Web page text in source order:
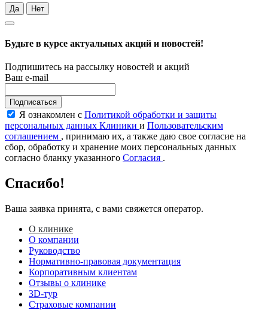
Да Нет
Будьте в курсе актуальных акций и новостей!
Подпишитесь на рассылку новостей и акций
Ваш e-mail
Подписаться
Я ознакомлен с Политикой обработки и защиты
персональных данных Клиники и Пользовательским
соглашением , принимаю их, а также даю свое согласие на
сбор, обработку и хранение моих персональных данных
согласно бланку указанного Согласия .
Спасибо!
Ваша заявка принята, с вами свяжется оператор.
О клинике
О компании
Руководство
Нормативно-правовая документация
Корпоративным клиентам
Отзывы о клинике
3D-тур
Страховые компании